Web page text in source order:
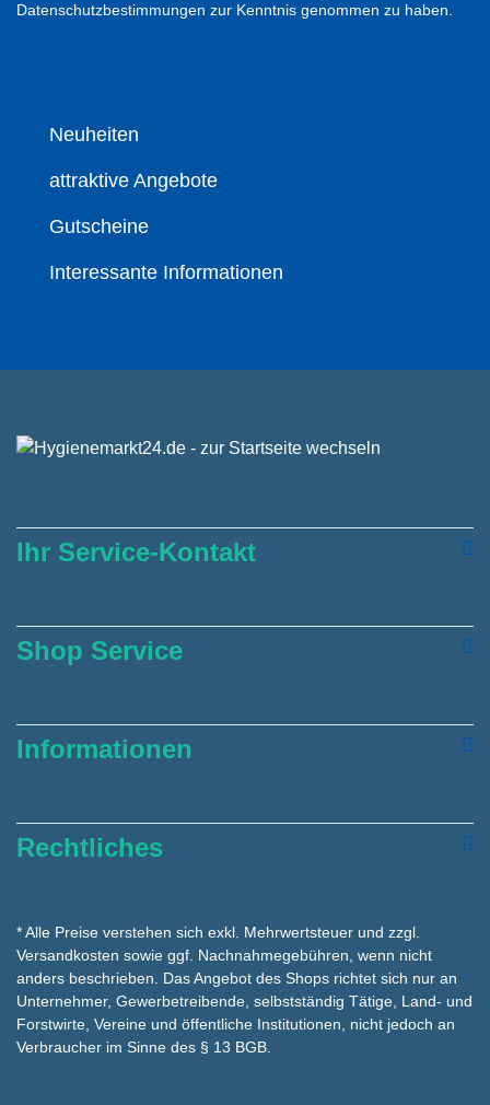
Datenschutzbestimmungen zur Kenntnis genommen zu haben.
Neuheiten
attraktive Angebote
Gutscheine
Interessante Informationen
Ihr Service-Kontakt
Shop Service
Informationen
Rechtliches
* Alle Preise verstehen sich exkl. Mehrwertsteuer und zzgl.
Versandkosten sowie ggf. Nachnahmegebühren, wenn nicht
anders beschrieben. Das Angebot des Shops richtet sich nur an
Unternehmer, Gewerbetreibende, selbstständig Tätige, Land- und
Forstwirte, Vereine und öffentliche Institutionen, nicht jedoch an
Verbraucher im Sinne des § 13 BGB.